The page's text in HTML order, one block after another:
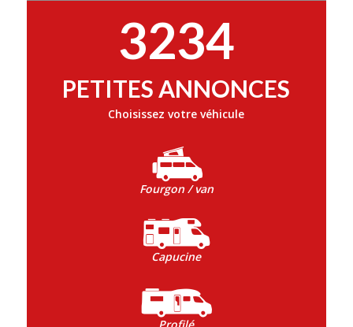
3234
PETITES ANNONCES
Choisissez votre véhicule
Fourgon / van
Capucine